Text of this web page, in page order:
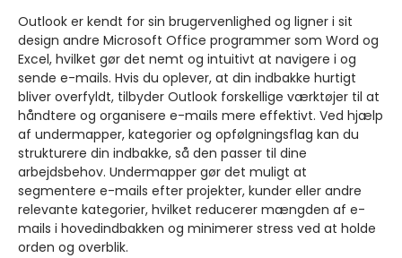
Outlook er kendt for sin brugervenlighed og ligner i sit
design andre Microsoft Office programmer som Word og
Excel, hvilket gør det nemt og intuitivt at navigere i og
sende e-mails. Hvis du oplever, at din indbakke hurtigt
bliver overfyldt, tilbyder Outlook forskellige værktøjer til at
håndtere og organisere e-mails mere effektivt. Ved hjælp
af undermapper, kategorier og opfølgningsflag kan du
strukturere din indbakke, så den passer til dine
arbejdsbehov. Undermapper gør det muligt at
segmentere e-mails efter projekter, kunder eller andre
relevante kategorier, hvilket reducerer mængden af e-
mails i hovedindbakken og minimerer stress ved at holde
orden og overblik.